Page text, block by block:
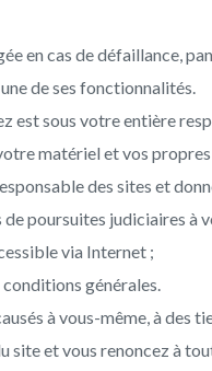
en cas de défaillance,
de ses fonctionnalités.
est sous votre entière
matériel et vos
des sites et
de poursuites judiciaires à
via Internet ;
générales.
à vous-même, à des
et vous renoncez à